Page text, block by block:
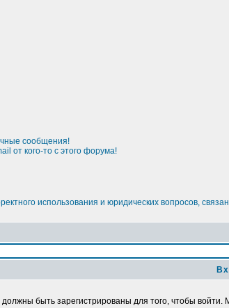
сообщения!
от кого-то с этого форума!
использования и юридических вопросов,
быть зарегистрированы для того, чтобы